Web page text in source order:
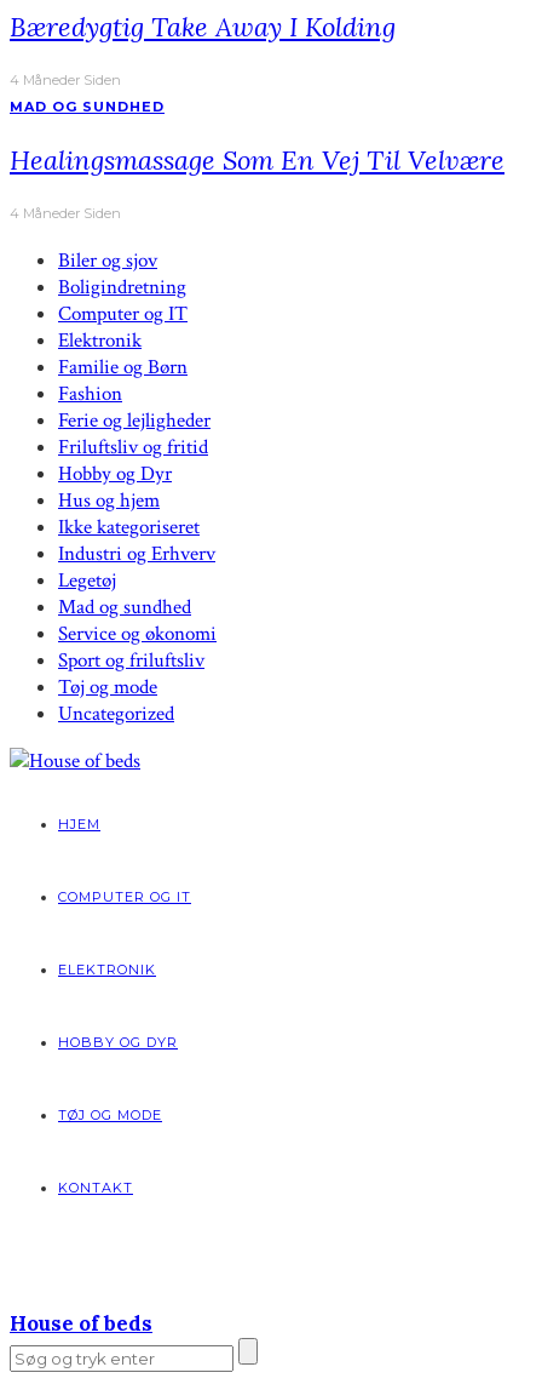
Bæredygtig Take Away I Kolding
4 Måneder Siden
MAD OG SUNDHED
Healingsmassage Som En Vej Til Velvære
4 Måneder Siden
Biler og sjov
Boligindretning
Computer og IT
Elektronik
Familie og Børn
Fashion
Ferie og lejligheder
Friluftsliv og fritid
Hobby og Dyr
Hus og hjem
Ikke kategoriseret
Industri og Erhverv
Legetøj
Mad og sundhed
Service og økonomi
Sport og friluftsliv
Tøj og mode
Uncategorized
HJEM
COMPUTER OG IT
ELEKTRONIK
HOBBY OG DYR
TØJ OG MODE
KONTAKT
House of beds